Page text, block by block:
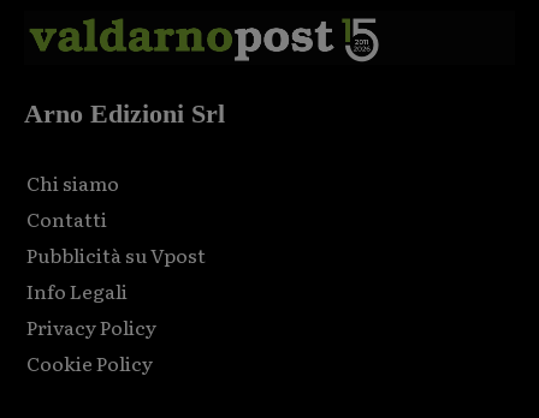
Arno Edizioni Srl
Chi siamo
Contatti
Pubblicità su Vpost
Info Legali
Privacy Policy
Cookie Policy